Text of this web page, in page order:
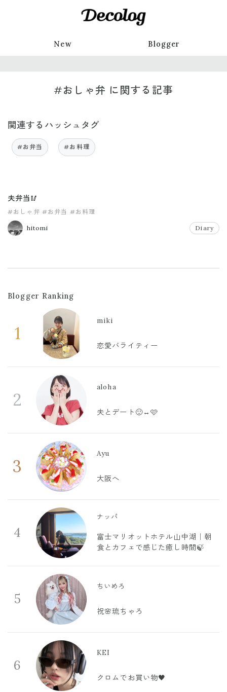
New Blogger
#おしゃ弁 に関する記事
関連するハッシュタグ
#お弁当 #お料理
夫弁当🥢
#おしゃ弁 #お弁当 #お料理
hitomi Diary
Blogger Ranking
1
miki
恋愛バライティー
2
aloha
夫とデート🙂‍↔️🩷
3
Ayu
大阪へ
4
ナッパ
富士マリオットホテル山中湖｜朝
食とカフェで感じた癒し時間🍃
5
ちいめろ
祝🌸琉ちゃろ
6
KEI
クロムでお買い物🖤